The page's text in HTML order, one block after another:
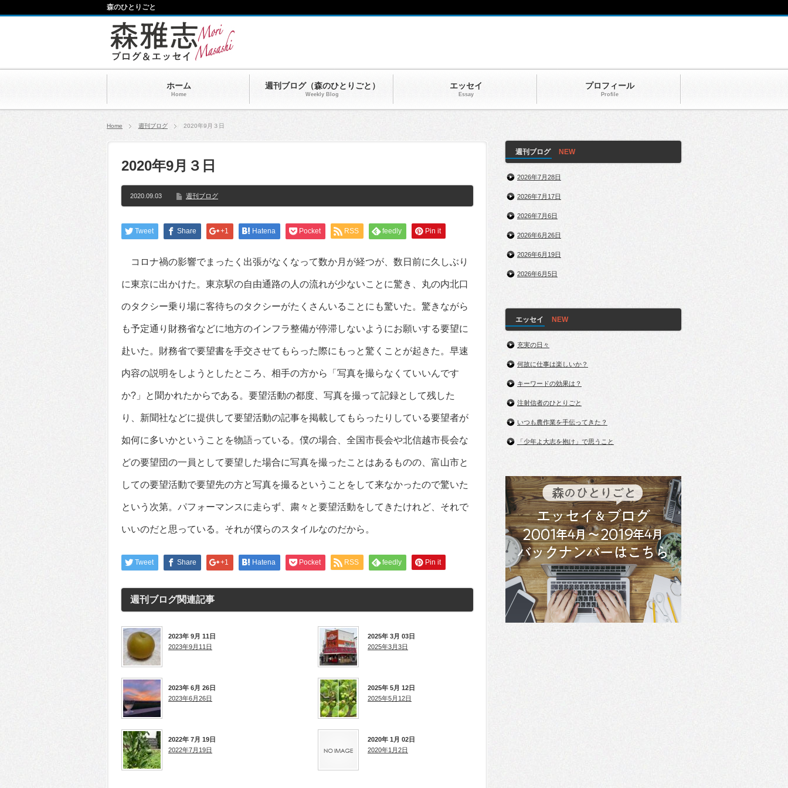
ホーム
Home
週刊ブログ（森のひとりごと）
Weekly Blog
エッセイ
Essay
プロフィール
Profile
森のひとりごと
Home 週刊ブログ 2020年9月３日
2020年9月３日
2020.09.03 週刊ブログ
Tweet Share +1 Hatena Pocket RSS feedly Pin it
コロナ禍の影響でまったく出張がなくなって数か月が経つが、数日前に久しぶり
に東京に出かけた。東京駅の自由通路の人の流れが少ないことに驚き、丸の内北口
のタクシー乗り場に客待ちのタクシーがたくさんいることにも驚いた。驚きながら
も予定通り財務省などに地方のインフラ整備が停滞しないようにお願いする要望に
赴いた。財務省で要望書を手交させてもらった際にもっと驚くことが起きた。早速
内容の説明をしようとしたところ、相手の方から「写真を撮らなくていいんです
か?」と聞かれたからである。要望活動の都度、写真を撮って記録として残した
り、新聞社などに提供して要望活動の記事を掲載してもらったりしている要望者が
如何に多いかということを物語っている。僕の場合、全国市長会や北信越市長会な
どの要望団の一員として要望した場合に写真を撮ったことはあるものの、富山市と
しての要望活動で要望先の方と写真を撮るということをして来なかったので驚いた
という次第。パフォーマンスに走らず、粛々と要望活動をしてきたけれど、それで
いいのだと思っている。それが僕らのスタイルなのだから。
Tweet Share +1 Hatena Pocket RSS feedly Pin it
週刊ブログ関連記事
2023年 9月 11日
2023年9月11日
2025年 3月 03日
2025年3月3日
2023年 6月 26日
2023年6月26日
2025年 5月 12日
2025年5月12日
2022年 7月 19日
2022年7月19日
2020年 1月 02日
2020年1月2日
週刊ブログ
2026年7月28日
2026年7月17日
2026年7月6日
2026年6月26日
2026年6月19日
2026年6月5日
エッセイ
充実の日々
何故に仕事は楽しいか？
キーワードの効果は？
注射信者のひとりごと
いつも農作業を手伝ってきた？
「少年よ大志を抱け」で思うこと